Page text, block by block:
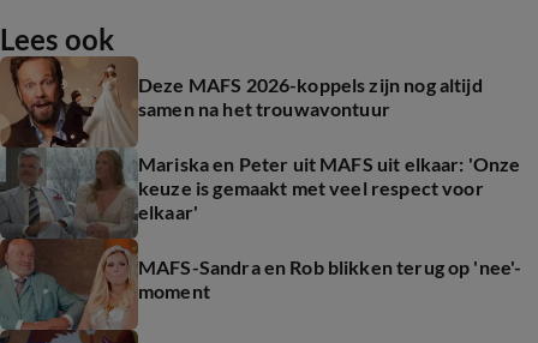
Lees ook
Deze MAFS 2026-koppels zijn nog altijd
samen na het trouwavontuur
Mariska en Peter uit MAFS uit elkaar: 'Onze
keuze is gemaakt met veel respect voor
elkaar'
MAFS-Sandra en Rob blikken terug op 'nee'-
moment